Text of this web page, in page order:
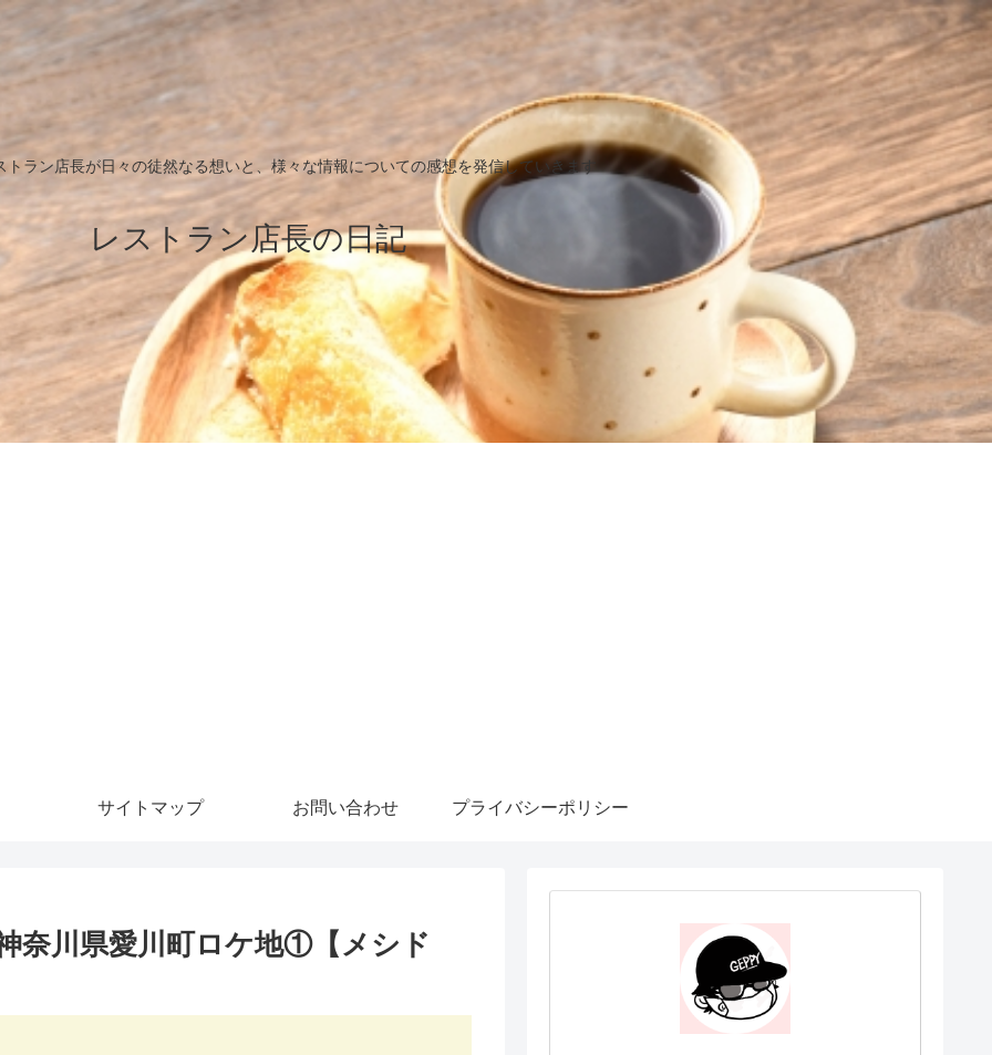
トラン店長が日々の徒然なる想いと、様々な情報についての感想を発信していきます
レストラン店長の日記
サイトマップ お問い合わせ プライバシーポリシー
奈川県愛川町ロケ地①【メシド